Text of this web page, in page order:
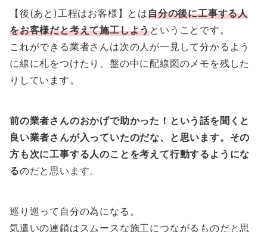
【後(あと)工程はお客様】とは自分の後に工事する人
をお客様だと考えて施工しようということです。
これができる業者さんは次の人が一見して分かるよう
に線に札をつけたり、盤の中に配線図のメモを残した
りしています。
前の業者さんのおかげで助かった！という話を聞くと
良い業者さんが入っていたのだな、と思います。その
方も次に工事する人のことを考えて行動するようにな
るのだと思います。
巡り巡って自分の為になる。
気遣いの連鎖はスムースな施工につながるものだと思